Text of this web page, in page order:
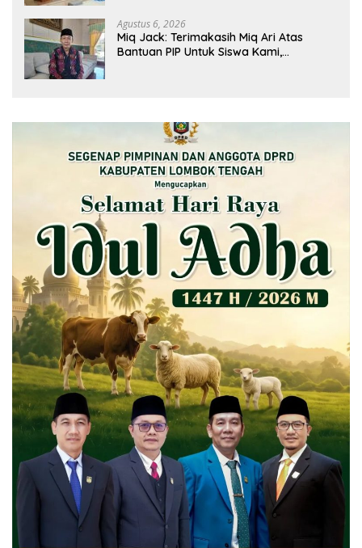
Agustus 6, 2026
Miq Jack: Terimakasih Miq Ari Atas
Bantuan PIP Untuk Siswa Kami,